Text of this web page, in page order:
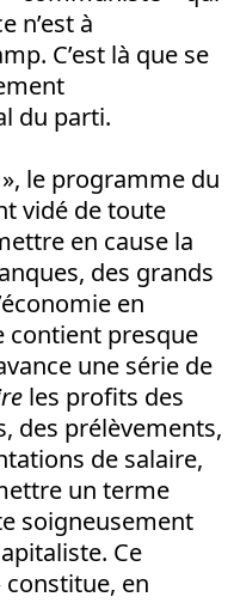
n’est à
C’est là que se
du parti.
le programme du
vidé de toute
en cause la
des grands
en
contient presque
une série de
les profits des
des prélèvements,
de salaire,
un terme
soigneusement
Ce
en